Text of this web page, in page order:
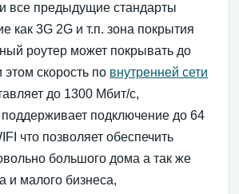
все предыдущие стандарты
как 3G 2G и т.п. зона покрытия
роутер может покрывать до
скорость по внутренней сети
до 1300 Мбит/с,
подключение до 64
что позволяет обеспечить
большого дома а так же
и малого бизнеса,